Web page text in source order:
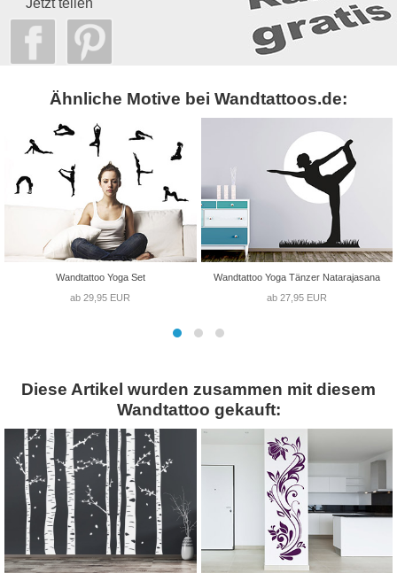
Jetzt teilen
Ähnliche Motive bei Wandtattoos.de:
Wandtattoo Yoga Set
ab 29,95 EUR
Wandtattoo Yoga Tänzer Natarajasana
ab 27,95 EUR
Diese Artikel wurden zusammen mit diesem
Wandtattoo gekauft: